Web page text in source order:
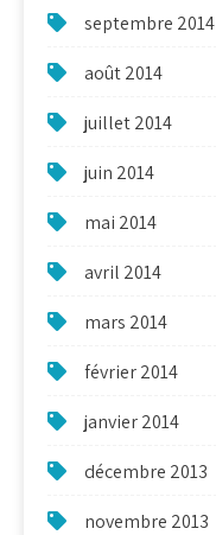
septembre 2014
août 2014
juillet 2014
juin 2014
mai 2014
avril 2014
mars 2014
février 2014
janvier 2014
décembre 2013
novembre 2013